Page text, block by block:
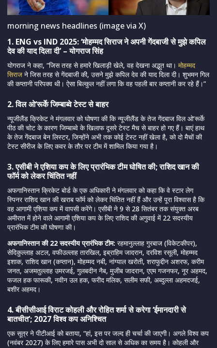
morning news headlines (image via X)
1. ENG vs IND 2025: ‘मोहम्मद सिराज ने अपनी गेंदबाजी से मुझे कपिल
देव की याद दिला दी’ – योगराज सिंह
योगराज ने कहा, “जिस तरह से हमारे खिलाड़ी खेले, वह देखना अद्भुत था। मोहम्मद
सिराज ने जिस तरह से गेंदबाजी की, उसने मुझे कपिल देव की याद दिला दी। शुभमन गिल
की कप्तानी परिपक्व थी। ऐसा बिल्कुल नहीं लगा कि वह पहली बार कप्तानी कर रहे हैं।”
2. विल ओ’रूर्के जिम्बाब्वे टेस्ट से बाहर
न्यूजीलैंड क्रिकेट ने मंगलवार को घोषणा की कि न्यूजीलैंड के तेज गेंदबाज विल ओ’रूर्के
पीठ की चोट के कारण जिम्बाब्वे के खिलाफ दूसरे टेस्ट मैच से बाहर हो गए हैं। बाएं हाथ
के तेज गेंदबाज बेन लिस्टर, जिन्होंने अभी तक कोई टेस्ट नहीं खेला है, को दो मैचों की
टेस्ट सीरीज के लिए कवर के तौर पर टीम में शामिल किया गया है।
3. एसीबी ने एशिया कप के लिए प्रारंभिक टीम घोषित की; राशिद खान की
फॉर्म को लेकर चिंतित नहीं
अफगानिस्तान क्रिकेट बोर्ड के एक अधिकारी ने मंगलवार को कहा कि वे स्टार लेग
स्पिनर राशिद खान की खराब फॉर्म को लेकर चिंतित नहीं हैं और उन्हें पूरा विश्वास है कि
वह आगामी एशिया कप में वापसी करेंगे। एसीबी ने 9 से 28 सितंबर तक संयुक्त अरब
अमीरात में होने वाले आगामी एशिया कप के लिए राशिद की अगुवाई में 22 सदस्यीय
प्रारंभिक टीम की घोषणा की।
अफगानिस्तान की 22 सदस्यीय प्रारंभिक टीम: रहमानुल्लाह गुरबाज (विकेटकीपर),
सेदिकुल्लाह अटल, वफीउल्लाह तारखिल, इब्राहिम जादरान, दरविश रसूली, मोहम्मद
इशाक, राशिद खान (कप्तान), मोहम्मद नबी, नांग्याल खरोती, शराफुद्दीन अशरफ, करीम
जनत, अजमतुल्लाह उमरजई, गुलबदीन नैब, मुजीब जादरान, एएम गजनफर, नूर अहमद,
फजल हक फारूकी, नवीन उल हक, फरीद मलिक, सलीम सफी, अब्दुल्ला अहमदजई,
बशीर अहमद।
4. बीसीसीआई विराट कोहली और रोहित शर्मा से करेगा ‘ईमानदारी से
बातचीत’; 2027 विश्व कप अनिश्चित
एक सूत्र ने पीटीआई को बताया, “हां, इस पर जल्द ही चर्चा की जाएगी। अगले विश्व कप
(नवंबर 2027) के लिए हमारे पास अभी दो साल से अधिक का समय है। कोहली और